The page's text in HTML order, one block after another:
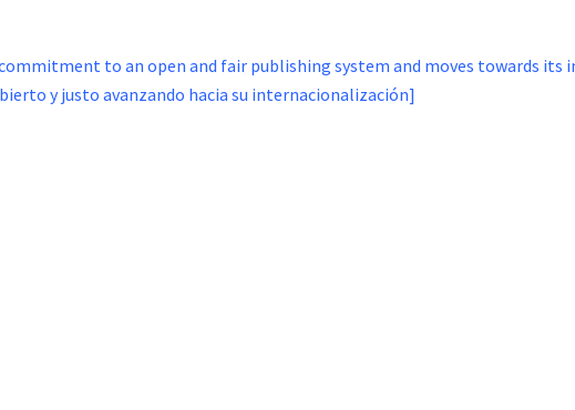
commitment to an open and fair publishing system and moves towards its
y justo avanzando hacia su internacionalización]